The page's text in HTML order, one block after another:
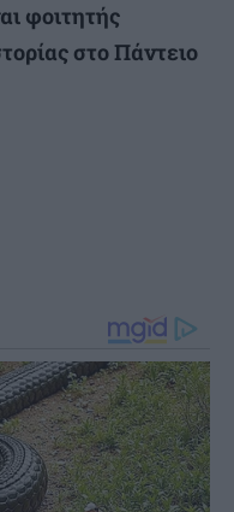
φοιτητής
στο Πάντειο